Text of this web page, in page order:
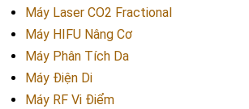
Máy Laser CO2 Fractional
Máy HIFU Nâng Cơ
Máy Phân Tích Da
Máy Điện Di
Máy RF Vi Điểm